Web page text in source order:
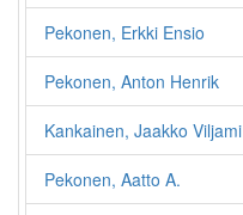
Pekonen, Erkki Ensio
Pekonen, Anton Henrik
Kankainen, Jaakko Viljami
Pekonen, Aatto A.